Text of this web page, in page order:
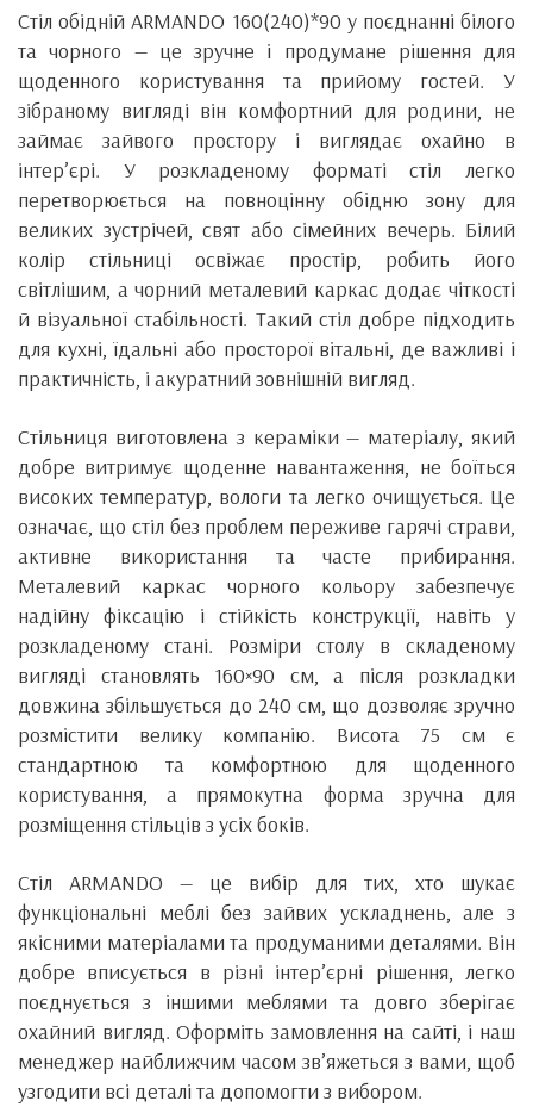
Стіл обідній ARMANDO 160(240)*90 у поєднанні білого
та чорного — це зручне і продумане рішення для
щоденного користування та прийому гостей. У
зібраному вигляді він комфортний для родини, не
займає зайвого простору і виглядає охайно в
інтер’єрі. У розкладеному форматі стіл легко
перетворюється на повноцінну обідню зону для
великих зустрічей, свят або сімейних вечерь. Білий
колір стільниці освіжає простір, робить його
світлішим, а чорний металевий каркас додає чіткості
й візуальної стабільності. Такий стіл добре підходить
для кухні, їдальні або просторої вітальні, де важливі і
практичність, і акуратний зовнішній вигляд.
Стільниця виготовлена з кераміки — матеріалу, який
добре витримує щоденне навантаження, не боїться
високих температур, вологи та легко очищується. Це
означає, що стіл без проблем переживе гарячі страви,
активне використання та часте прибирання.
Металевий каркас чорного кольору забезпечує
надійну фіксацію і стійкість конструкції, навіть у
розкладеному стані. Розміри столу в складеному
вигляді становлять 160×90 см, а після розкладки
довжина збільшується до 240 см, що дозволяє зручно
розмістити велику компанію. Висота 75 см є
стандартною та комфортною для щоденного
користування, а прямокутна форма зручна для
розміщення стільців з усіх боків.
Стіл ARMANDO — це вибір для тих, хто шукає
функціональні меблі без зайвих ускладнень, але з
якісними матеріалами та продуманими деталями. Він
добре вписується в різні інтер’єрні рішення, легко
поєднується з іншими меблями та довго зберігає
охайний вигляд. Оформіть замовлення на сайті, і наш
менеджер найближчим часом зв’яжеться з вами, щоб
узгодити всі деталі та допомогти з вибором.